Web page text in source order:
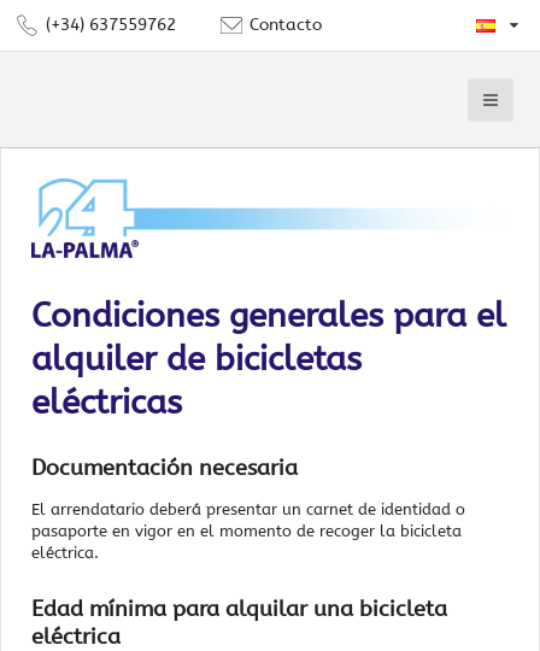
(+34) 637559762 Contacto
Condiciones generales para el
alquiler de bicicletas
eléctricas
Documentación necesaria
El arrendatario deberá presentar un carnet de identidad o
pasaporte en vigor en el momento de recoger la bicicleta
eléctrica.
Edad mínima para alquilar una bicicleta
eléctrica